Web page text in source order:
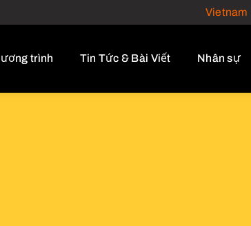
Vietnam
trình Tin Tức & Bài Viết Nhân sự